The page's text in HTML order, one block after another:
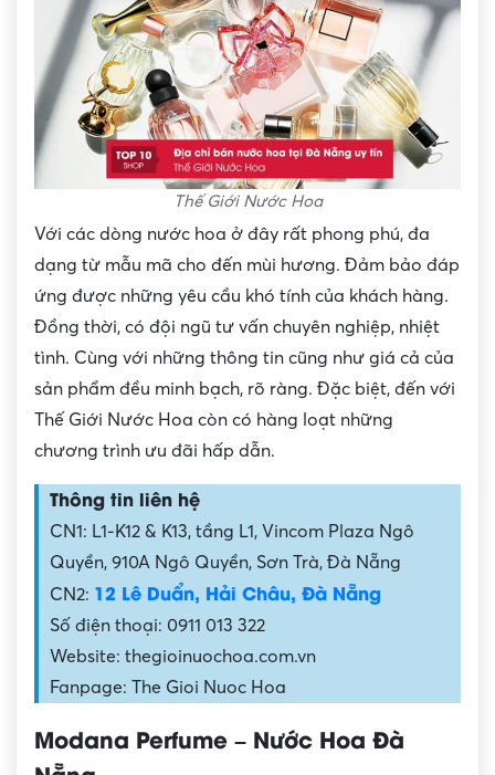
Thế Giới Nước Hoa
Với các dòng nước hoa ở đây rất phong phú, đa
dạng từ mẫu mã cho đến mùi hương. Đảm bảo đáp
ứng được những yêu cầu khó tính của khách hàng.
Đồng thời, có đội ngũ tư vấn chuyên nghiệp, nhiệt
tình. Cùng với những thông tin cũng như giá cả của
sản phẩm đều minh bạch, rõ ràng. Đặc biệt, đến với
Thế Giới Nước Hoa còn có hàng loạt những
chương trình ưu đãi hấp dẫn.
Thông tin liên hệ
CN1: L1-K12 & K13, tầng L1, Vincom Plaza Ngô
Quyền, 910A Ngô Quyền, Sơn Trà, Đà Nẵng
CN2: 12 Lê Duẩn, Hải Châu, Đà Nẵng
Số điện thoại: 0911 013 322
Website: thegioinuochoa.com.vn
Fanpage: The Gioi Nuoc Hoa
Modana Perfume – Nước Hoa Đà